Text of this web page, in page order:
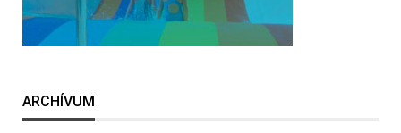
ARCHÍVUM